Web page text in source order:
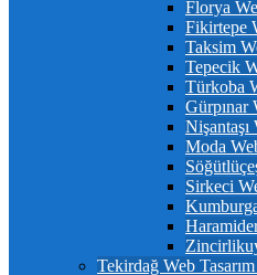
Florya
Fikirtepe
Taksim
Tepecik
Türkoba
Gürpınar
Nişantaşı
Moda
Sirkeci
Tekirdağ Web